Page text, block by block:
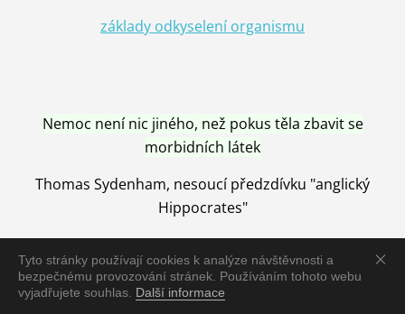
Tyto stránky používají cookies k analýze návštěvnosti a
bezpečnému provozování stránek. Používáním tohoto webu
vyjadřujete souhlas. Další informace
základy odkyselení organismu
Nemoc není nic jiného, než pokus těla zbavit se
morbidních látek
Thomas Sydenham, nesoucí předzdívku "anglický
Hippocrates"
Nemoc je vyléčena jen pomocí Přírody, neutralizací a